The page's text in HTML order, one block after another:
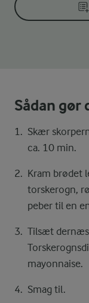
Sådan gør
Skær
ca. 10 min.
Kram brødet
torskerogn,
peber til en
Tilsæt
mayonnaise.
Smag til.